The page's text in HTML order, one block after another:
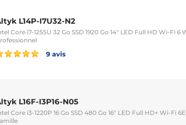
L14P-I7U32-N2
Core i7-1255U 32 Go SSD 1920 Go 14" LED Full HD Wi-Fi 6
9 avis
L16F-I3P16-N05
Core i3-1220P 16 Go SSD 480 Go 16" LED Full HD+ Wi-Fi